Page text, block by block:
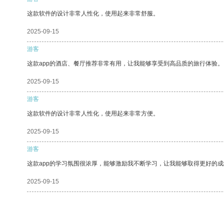
这款软件的设计非常人性化，使用起来非常舒服。
2025-09-15
游客
这款app的酒店、餐厅推荐非常有用，让我能够享受到高品质的旅行体验。
2025-09-15
游客
这款软件的设计非常人性化，使用起来非常方便。
2025-09-15
游客
这款app的学习氛围很浓厚，能够激励我不断学习，让我能够取得更好的
2025-09-15